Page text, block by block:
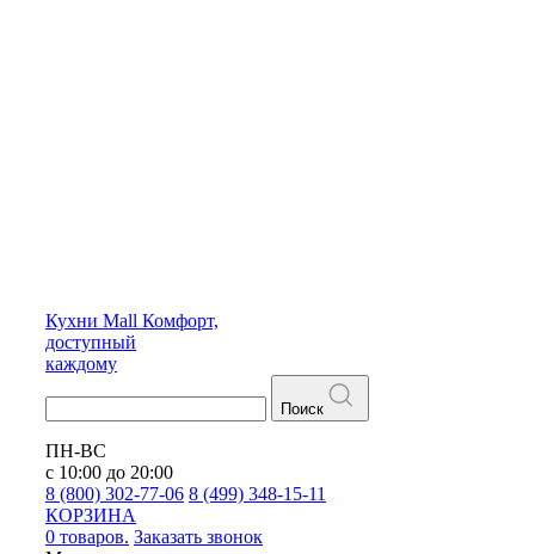
Кухни Mall Комфорт,
доступный
каждому
Поиск
ПН-ВС
с 10:00 до 20:00
8 (800) 302-77-06 8 (499) 348-15-11
КОРЗИНА
0 товаров. Заказать звонок